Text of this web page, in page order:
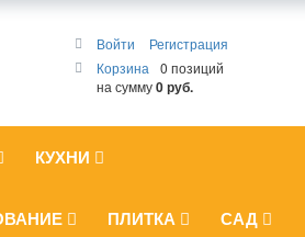
Войти
Регистрация
Корзина
0 позиций
на сумму0 руб.
КУХНИ
ПЛИТКА САД